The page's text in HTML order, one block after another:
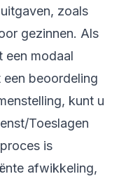
zoals
gezinnen. Als
een modaal
een beoordeling
kunt u
Toeslagen
is
afwikkeling,